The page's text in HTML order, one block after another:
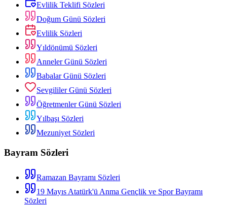
Evlilik Teklifi Sözleri
Doğum Günü Sözleri
Evlilik Sözleri
Yıldönümü Sözleri
Anneler Günü Sözleri
Babalar Günü Sözleri
Sevgililer Günü Sözleri
Öğretmenler Günü Sözleri
Yılbaşı Sözleri
Mezuniyet Sözleri
Bayram Sözleri
Ramazan Bayramı Sözleri
19 Mayıs Atatürk'ü Anma Gençlik ve Spor Bayramı
Sözleri